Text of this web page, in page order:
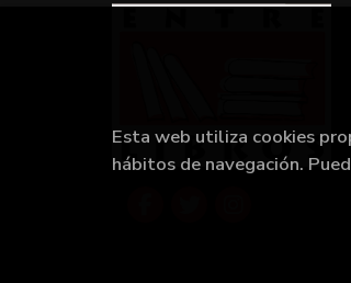
Esta web utiliza cookies
hábitos de navegación.